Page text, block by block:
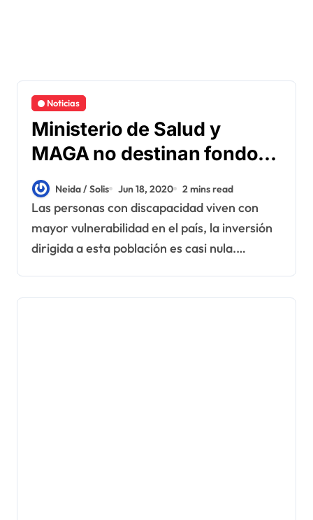
Noticias
Ministerio de Salud y
MAGA no destinan fondos
para las personas con
discapacidad
Neida / Solis Jun 18, 2020 2 mins read
Las personas con discapacidad viven con
mayor vulnerabilidad en el país, la inversión
dirigida a esta población es casi nula.…